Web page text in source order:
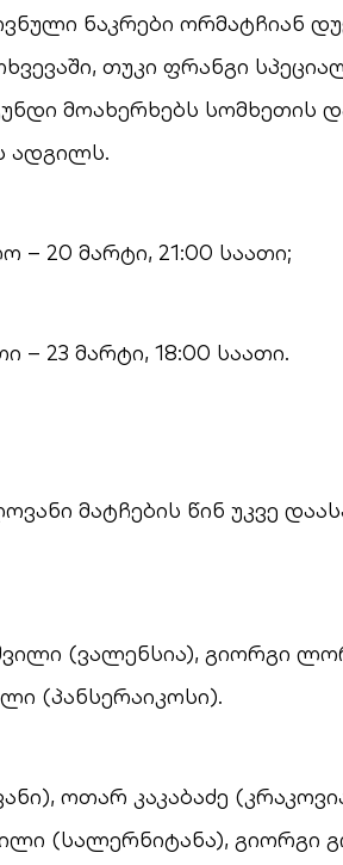
ნაკრები ორმატჩიან
თუკი ფრანგი
მოახერხებს სომხეთის
ადგილს.
– 20 მარტი, 21:00 საათი;
– 23 მარტი, 18:00 საათი.
მატჩების წინ უკვე
(ვალენსია), გიორგი
(პანსერაიკოსი).
ოთარ კაკაბაძე
(სალერნიტანა), გიორგი